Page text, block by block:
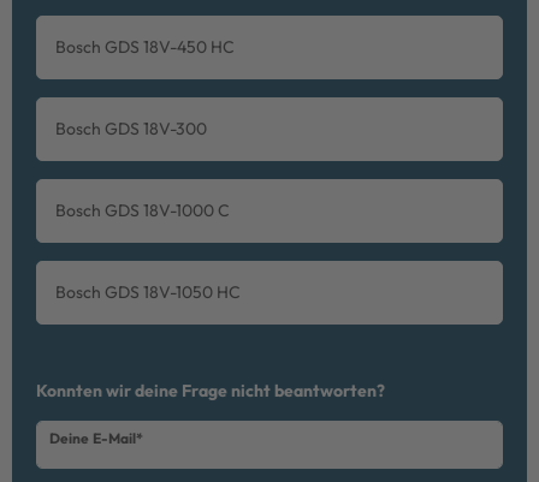
Bosch GDS 18V-450 HC
Bosch GDS 18V-300
Bosch GDS 18V-1000 C
Bosch GDS 18V-1050 HC
Konnten wir deine Frage nicht beantworten?
Deine E-Mail*
Ceres::Template.mailFormHoneypotLabel